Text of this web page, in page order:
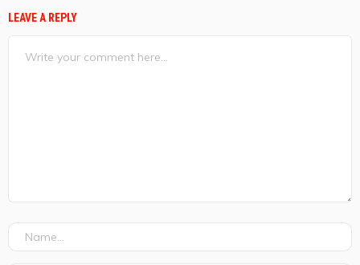
LEAVE A REPLY